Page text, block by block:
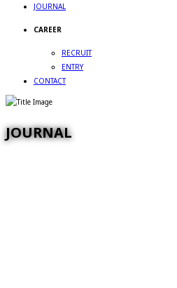
JOURNAL
CAREER
RECRUIT
ENTRY
CONTACT
JOURNAL